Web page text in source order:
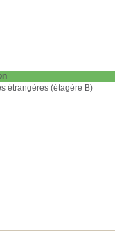
étrangères (étagère B)